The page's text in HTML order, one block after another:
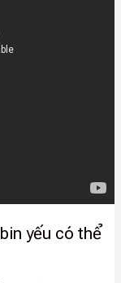
yếu có thể